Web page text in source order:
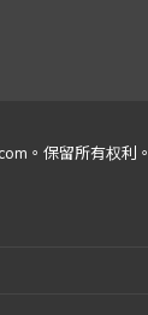
。保留所有权利。